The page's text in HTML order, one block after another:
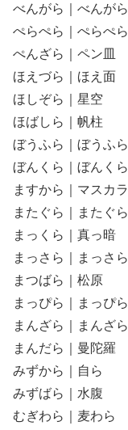
べんがら｜べんがら
ぺらぺら｜ぺらぺら
ぺんざら｜ペン皿
ほえづら｜ほえ面
ほしぞら｜星空
ほばしら｜帆柱
ぼうふら｜ぼうふら
ぼんくら｜ぼんくら
ますから｜マスカラ
またぐら｜またぐら
まっくら｜真っ暗
まっさら｜まっさら
まつばら｜松原
まっぴら｜まっぴら
まんざら｜まんざら
まんだら｜曼陀羅
みずから｜自ら
みずばら｜水腹
むぎわら｜麦わら